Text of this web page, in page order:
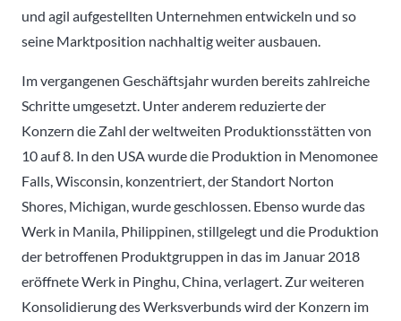
und agil aufgestellten Unternehmen entwickeln und so
seine Marktposition nachhaltig weiter ausbauen.
Im vergangenen Geschäftsjahr wurden bereits zahlreiche
Schritte umgesetzt. Unter anderem reduzierte der
Konzern die Zahl der weltweiten Produktionsstätten von
10 auf 8. In den USA wurde die Produktion in Menomonee
Falls, Wisconsin, konzentriert, der Standort Norton
Shores, Michigan, wurde geschlossen. Ebenso wurde das
Werk in Manila, Philippinen, stillgelegt und die Produktion
der betroffenen Produktgruppen in das im Januar 2018
eröffnete Werk in Pinghu, China, verlagert. Zur weiteren
Konsolidierung des Werksverbunds wird der Konzern im